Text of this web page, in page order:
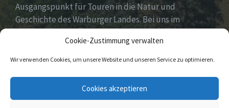
Cookie-Zustimmung verwalten
Wir verwenden Cookies, um unsere Website und unseren Service zu optimieren.
Cookies akzeptieren
Ausgangspunkt für Touren in die Natur und
Geschichte des Warburger Landes. Bei uns im
Diemeltal gibt es ein buntes Dorfleben und viel
ehrenamtliches Engagement.
Facebook